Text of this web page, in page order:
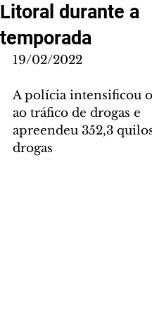
Litoral durante a
temporada
19/02/2022
A polícia intensificou
ao tráfico de drogas e
apreendeu 352,3
drogas